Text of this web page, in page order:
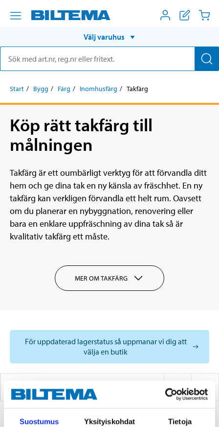
Suostumus Yksityiskohdat Tietoja
Välj varuhus
Start Bygg Färg Inomhusfärg Takfärg
Köp rätt takfärg till
målningen
Takfärg är ett oumbärligt verktyg för att förvandla ditt
hem och ge dina tak en ny känsla av fräschhet. En ny
takfärg kan verkligen förvandla ett helt rum. Oavsett
om du planerar en nybyggnation, renovering eller
bara en enklare uppfräschning av dina tak så är
kvalitativ takfärg ett måste.
MER OM TAKFÄRG
För uppdaterad lagerstatus så uppmanar vi dig att
välja en butik
TAKFÄRG